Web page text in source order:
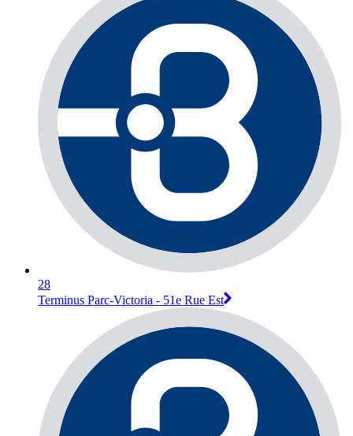
28
Terminus Parc-Victoria - 51e Rue Est